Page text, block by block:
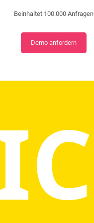
Beinhaltet 100.000 Anfragen​
​Demo anfordern
and